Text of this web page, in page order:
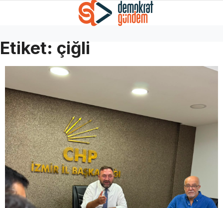
Etiket: çiğli